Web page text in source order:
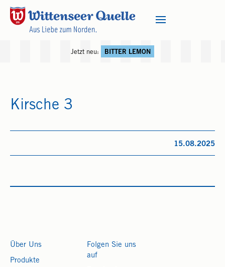
Jetzt neu: BITTER LEMON
Kirsche 3
15.08.2025
Über Uns
Produkte
Folgen Sie uns
auf